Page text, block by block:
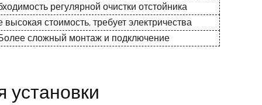
регулярной очистки отстойника
высокая стоимость, требует электричества
сложный монтаж и подключение
установки